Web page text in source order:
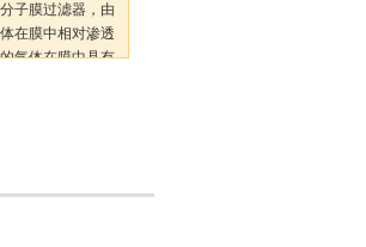
子膜过滤器，由
在膜中相对渗透
气体在膜中具有
具有结构更为简